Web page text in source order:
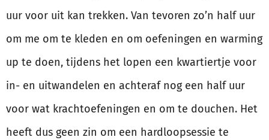
uur voor uit kan trekken. Van tevoren zo’n half uur
om me om te kleden en om oefeningen en warming
up te doen, tijdens het lopen een kwartiertje voor
in- en uitwandelen en achteraf nog een half uur
voor wat krachtoefeningen en om te douchen. Het
heeft dus geen zin om een hardloopsessie te